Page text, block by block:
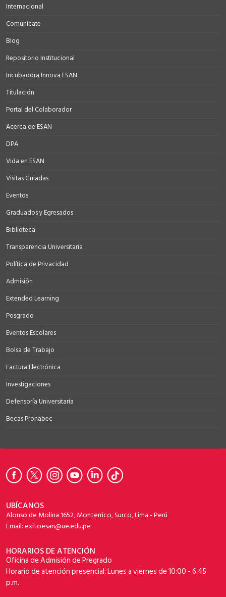
Internacional
Comunícate
Blog
Repositorio Institucional
Incubadora Innova ESAN
Titulación
Portal del Colaborador
Acerca de ESAN
DPA
Vida en ESAN
Visitas Guiadas
Eventos
Graduados y Egresados
Biblioteca
Transparencia Universitaria
Política de Privacidad
Admisión
Extended Learning
Posgrado
Eventos Escolares
Bolsa de Trabajo
Factura Electrónica
Investigaciones
Defensoría Universitaría
Becas Pronabec
UBÍCANOS
Alonso de Molina 1652, Monterrico, Surco, Lima - Perú
Email: exitoesan@ue.edu.pe
HORARIOS DE ATENCIÓN
Oficina de Admisión de Pregrado
Horario de atención presencial: Lunes a viernes de 10:00 - 6:45
p.m.